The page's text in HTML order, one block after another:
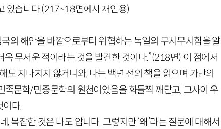
있습니다.(217~18면에서 재인용)
의 해안을 바깥으로부터 위협하는 독일의 무시무시함을 알
무서운 적이라는 것을 발견한 것이다.”(218면) 이 점에서
도 지나치지 않거니와, 나는 백년 전의 책을 읽으며 가난의
족문학/민중문학의 원천이었음을 화들짝 깨닫고, 그사이 우
이다.
, 복잡한 것은 나도 압니다. 그렇지만 ‘왜’라는 질문에 대해서